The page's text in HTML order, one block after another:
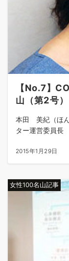
【No.7】
山（第2号）
本田 美紀（ほ
ター運営委員長
2015年1月29日
女性100名山記事